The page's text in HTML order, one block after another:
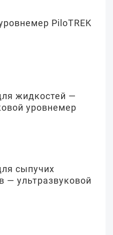
PiloTREK
жидкостей —
уровнемер
сыпучих
— ультразвуковой